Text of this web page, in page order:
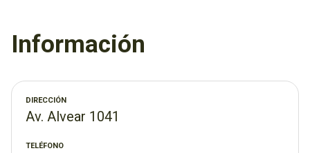
Información
DIRECCIÓN
Av. Alvear 1041
TELÉFONO